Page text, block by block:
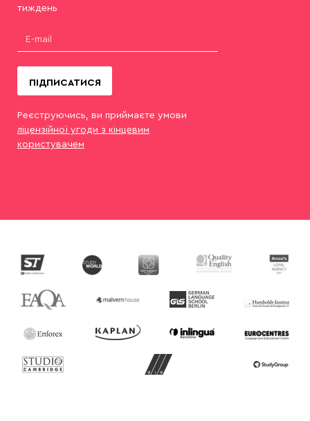
тиждень
ПІДПИСАТИСЯ
Реєструючись, ви приймаєте умови
ліцензійної угоди з кінцевим
користувачем